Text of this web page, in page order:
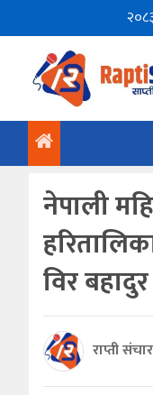
नेपाली
विर
राप्ती संचार